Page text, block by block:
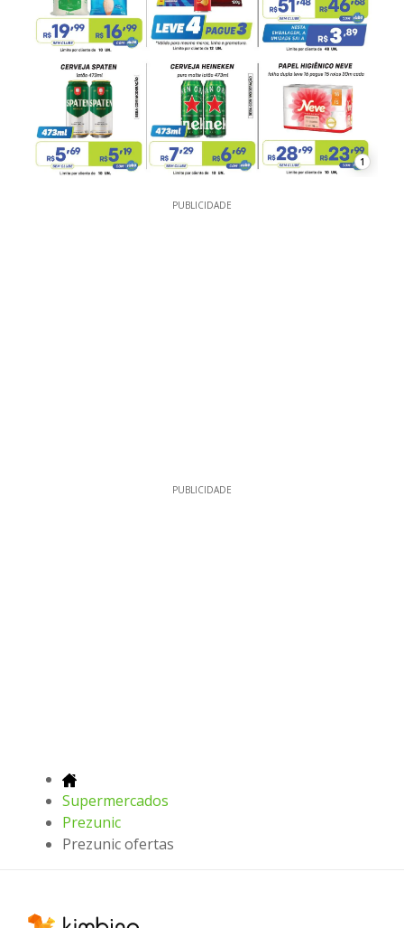
1
PUBLICIDADE
PUBLICIDADE
Supermercados
Prezunic
Prezunic ofertas